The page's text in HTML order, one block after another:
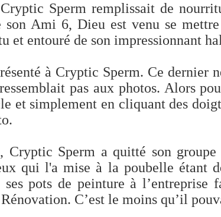
Sperm remplissait de
son Ami 6, Dieu est venu se
et entouré de son impressionnant
à Cryptic Sperm. Ce dernier
pas aux photos. Alors
et simplement en cliquant des
Cryptic Sperm a quitté son
qui l'a mise à la poubelle étant
pots de peinture à l’entreprise
C’est le moins qu’il